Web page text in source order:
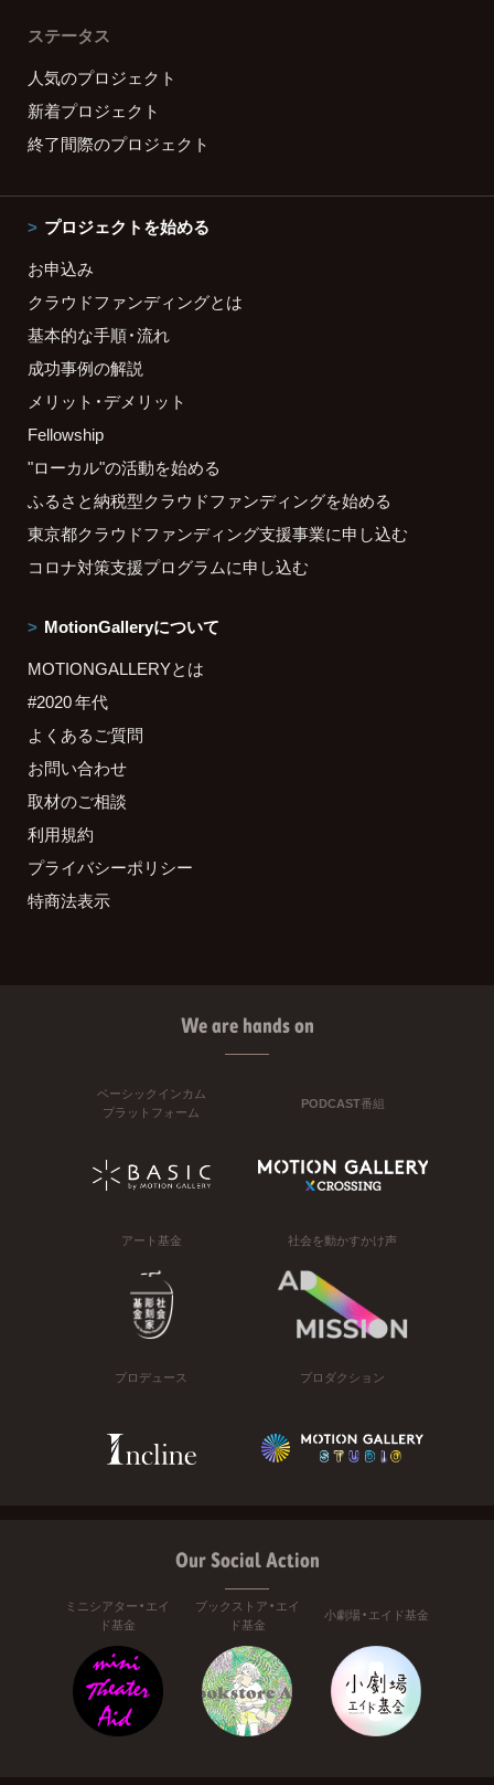
ステータス
人気のプロジェクト
新着プロジェクト
終了間際のプロジェクト
プロジェクトを始める
お申込み
クラウドファンディングとは
基本的な手順・流れ
成功事例の解説
メリット・デメリット
Fellowship
"ローカル"の活動を始める
ふるさと納税型クラウドファンディングを始める
東京都クラウドファンディング支援事業に申し込む
コロナ対策支援プログラムに申し込む
MotionGalleryについて
MOTIONGALLERYとは
#2020 年代
よくあるご質問
お問い合わせ
取材のご相談
利用規約
プライバシーポリシー
特商法表示
We are hands on
ベーシックインカム
プラットフォーム
PODCAST番組
アート基金 社会を動かすかけ声
プロデュース プロダクション
Our Social Action
ミニシアター・エイ
ド基金
ブックストア・エイ
ド基金
小劇場・エイド基金